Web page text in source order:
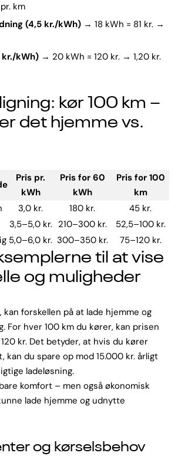
km
(4,5 kr./kWh) → 18 kWh = 81 kr. →
kWh) → 20 kWh = 120 kr. → 1,20 kr.
kør 100 km –
det hjemme vs.
Pris pr.
kWh
Pris for 60
kWh
Pris for 100
km
3,0 kr. 180 kr.
45 kr.
3,5–5,0 kr. 210–300 kr.
52,5–100 kr.
5,0–6,0 kr. 300–350 kr. 75–120 kr.
til at vise
og muligheder
kan forskellen på at lade hjemme og
For hver 100 km du kører, kan prisen
kr. Det betyder, at hvis du kører
kan du spare op mod 15.000 kr. årligt
ladeløsning.
komfort – men også økonomisk
lade hjemme og udnytte
og kørselsbehov